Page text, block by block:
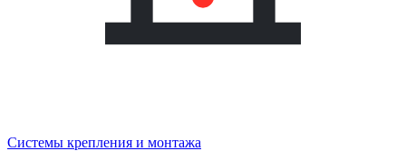
Системы крепления и монтажа